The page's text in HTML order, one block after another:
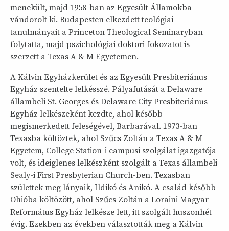
menekült, majd 1958-ban az Egyesült Államokba
vándorolt ki. Budapesten elkezdett teológiai
tanulmányait a Princeton Theological Seminaryban
folytatta, majd pszichológiai doktori fokozatot is
szerzett a Texas A & M Egyetemen.
A Kálvin Egyházkerület és az Egyesült Presbiteriánus
Egyház szentelte lelkésszé. Pályafutását a Delaware
állambeli St. Georges és Delaware City Presbiteriánus
Egyház lelkészeként kezdte, ahol később
megismerkedett feleségével, Barbarával. 1973-ban
Texasba költöztek, ahol Szűcs Zoltán a Texas A & M
Egyetem, College Station-i campusi szolgálat igazgatója
volt, és ideiglenes lelkészként szolgált a Texas állambeli
Sealy-i First Presbyterian Church-ben. Texasban
születtek meg lányaik, Ildikó és Anikó. A család később
Ohióba költözött, ahol Szűcs Zoltán a Loraini Magyar
Református Egyház lelkésze lett, itt szolgált huszonhét
évig. Ezekben az években választották meg a Kálvin